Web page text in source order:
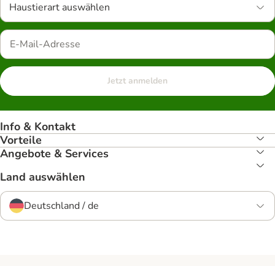
Haustierart auswählen
Jetzt anmelden
Info & Kontakt
Vorteile
Angebote & Services
Land auswählen
Deutschland / de